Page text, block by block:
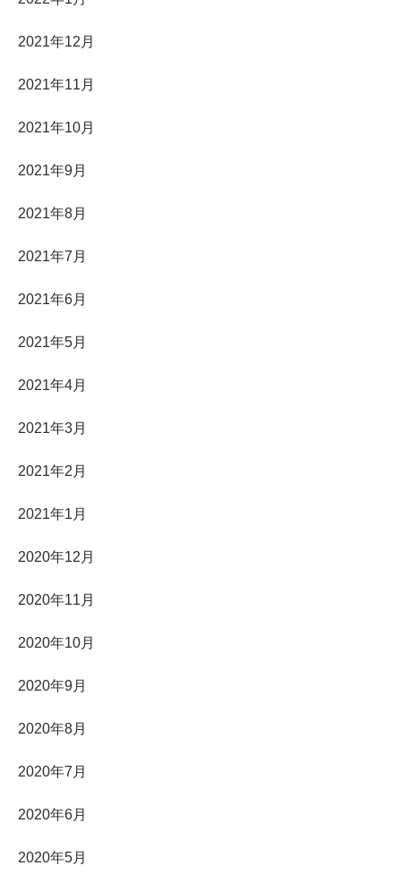
2021年12月
2021年11月
2021年10月
2021年9月
2021年8月
2021年7月
2021年6月
2021年5月
2021年4月
2021年3月
2021年2月
2021年1月
2020年12月
2020年11月
2020年10月
2020年9月
2020年8月
2020年7月
2020年6月
2020年5月